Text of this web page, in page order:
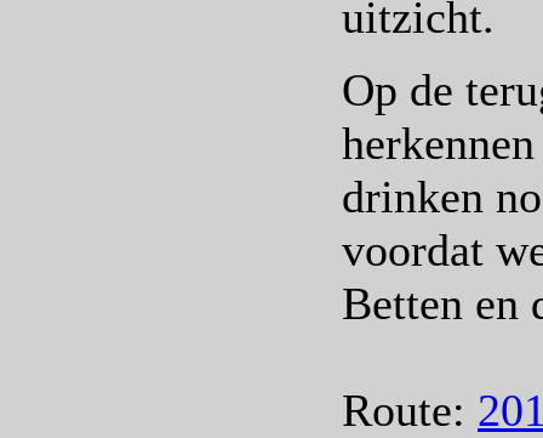
uitzicht.
Op de
drinken
voordat
Betten en
Route: